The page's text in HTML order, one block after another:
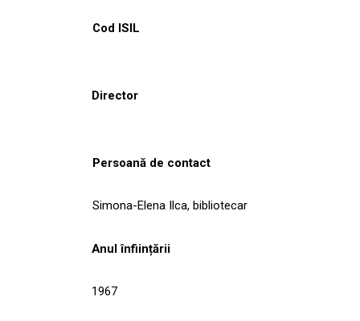
Cod ISIL
Director
Persoană de contact
Simona-Elena Ilca, bibliotecar
Anul înființării
1967